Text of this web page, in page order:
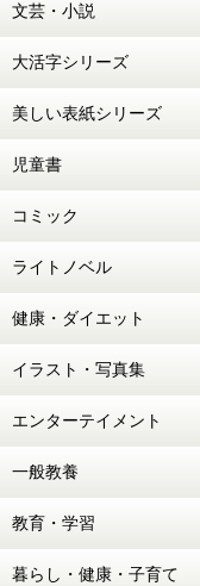
文芸・小説
大活字シリーズ
美しい表紙シリーズ
児童書
コミック
ライトノベル
健康・ダイエット
イラスト・写真集
エンターテイメント
一般教養
教育・学習
暮らし・健康・子育て